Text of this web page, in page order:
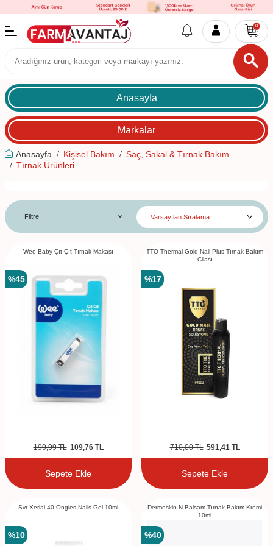
0
Anasayfa
Markalar
Anasayfa Kişisel Bakım
Saç, Sakal & Tırnak Bakım
Tırnak Ürünleri
Filtre
Wee Baby Çıt Çıt Tırnak Makası
%45
199,99TL 109,76TL
Sepete Ekle
TTO Thermal Gold Nail Plus Tırnak Bakım
Cilası
%17
710,00TL 591,41TL
Sepete Ekle
Svr Xerial 40 Ongles Nails Gel 10ml
%10
Dermoskin N-Balsam Tırnak Bakım Kremi
10ml
%40